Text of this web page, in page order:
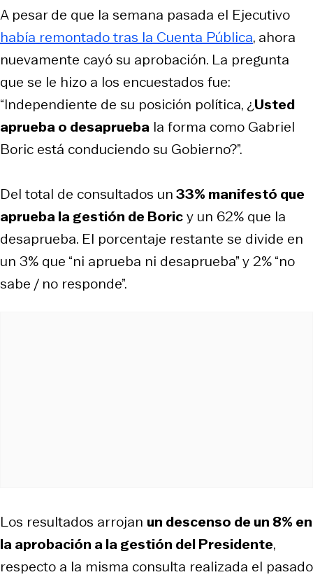
A pesar de que la semana pasada el Ejecutivo
había remontado tras la Cuenta Pública, ahora
nuevamente cayó su aprobación. La pregunta
que se le hizo a los encuestados fue:
“Independiente de su posición política, ¿Usted
aprueba o desaprueba la forma como Gabriel
Boric está conduciendo su Gobierno?”.
Del total de consultados un33% manifestó que
aprueba la gestión de Boricy un 62% que la
desaprueba. El porcentaje restante se divide en
un 3% que “ni aprueba ni desaprueba” y 2% “no
sabe / no responde”.
Los resultados arrojan un descenso de un 8% en
la aprobación a la gestión del Presidente,
respecto a la misma consulta realizada el pasado